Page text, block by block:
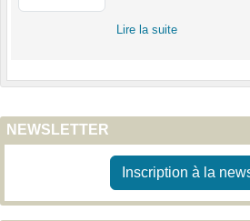
Lire la suite
NEWSLETTER
Inscription à la